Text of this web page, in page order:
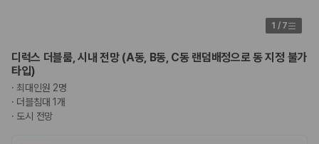
제주렌트카 최저가는 차량 기본요금만으로 판단하기 어렵습니다. 보험 포
함 여부, 면책금, 보상 한도, 옵션 비용, 취소 수수료를 함께 확인해야 실제
로 저렴한 차량을 고를 수 있습니다.
2. 보험 조건은 가격만큼 중요합니다
완전자차와 슈퍼자차는 업체별 보장 범위가 다를 수 있습니다. 카모아에서
는 제주 렌트카 가격과 함께 보험 조건을 비교해 여행 스타일에 맞는 보장
1 / 7
디럭스 더블룸, 시내 전망 (A동, B동, C동 랜덤배정으로 동 지정 불가
타입)
· 최대인원 2명
· 더블침대 1개
· 도시 전망